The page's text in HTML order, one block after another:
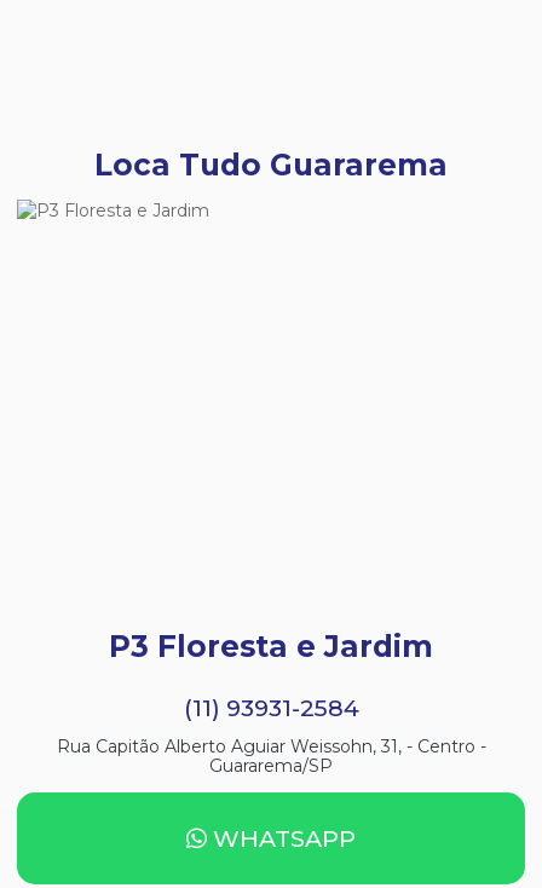
Loca Tudo Guararema
P3 Floresta e Jardim
(11) 93931-2584
Rua Capitão Alberto Aguiar Weissohn, 31, - Centro -
Guararema/SP
WHATSAPP